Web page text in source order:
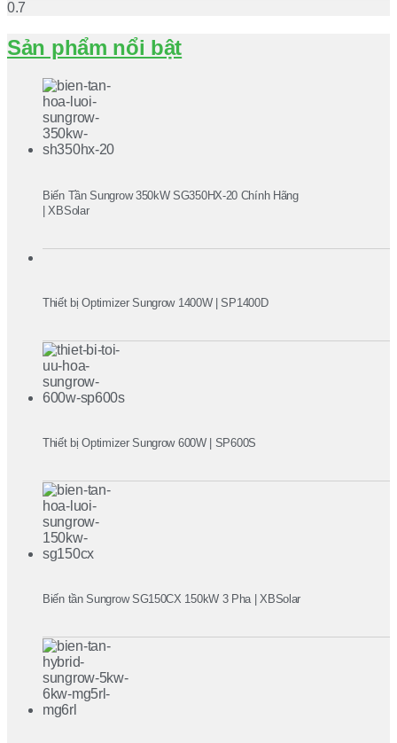
Sản phẩm nổi bật
Biến Tần Sungrow 350kW SG350HX-20 Chính Hãng
| XBSolar
Thiết bị Optimizer Sungrow 1400W | SP1400D
Thiết bị Optimizer Sungrow 600W | SP600S
Biến tần Sungrow SG150CX 150kW 3 Pha | XBSolar